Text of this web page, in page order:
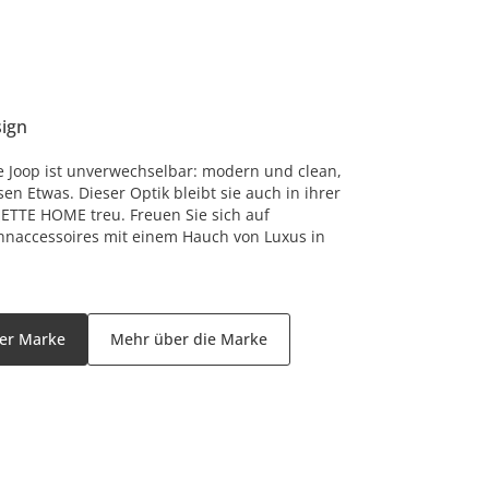
Joop ist unverwechselbar: modern und clean,
Etwas. Dieser Optik bleibt sie auch in ihrer
HOME treu. Freuen Sie sich auf
mit einem Hauch von Luxus in
Marke Mehr über die Marke